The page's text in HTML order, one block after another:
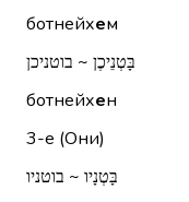
ботнейхем
בָּטְנֵיכֶן ~ בוטניכן
ботнейхен
3-е (Они)
בָּטְנָיו ~ בוטניו